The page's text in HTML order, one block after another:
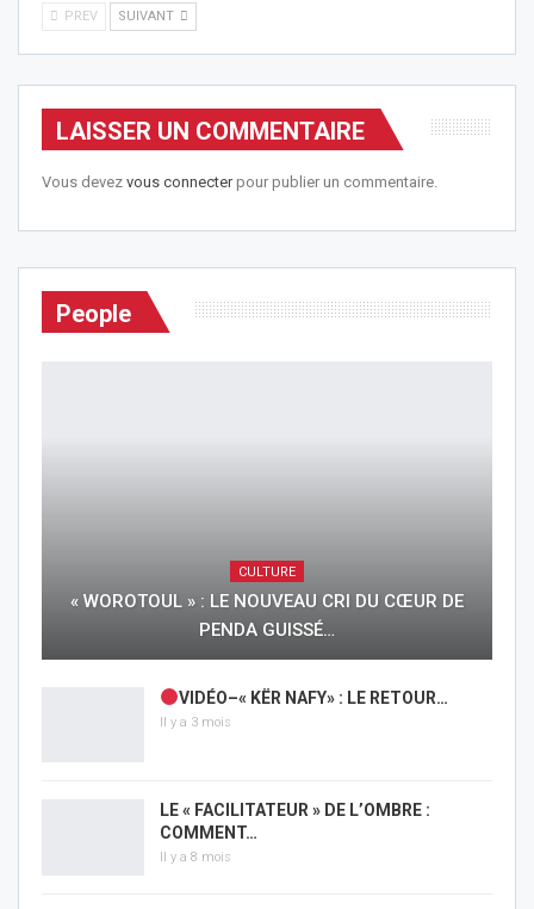
PREV SUIVANT
LAISSER UN COMMENTAIRE
Vous devez vous connecterpour publier un commentaire.
People
CULTURE
« WOROTOUL » : LE NOUVEAU CRI DU CŒUR DE
PENDA GUISSÉ…
VIDÉO–« KËR NAFY» : LE RETOUR…
Il y a 3 mois
LE « FACILITATEUR » DE L’OMBRE :
COMMENT…
Il y a 8 mois